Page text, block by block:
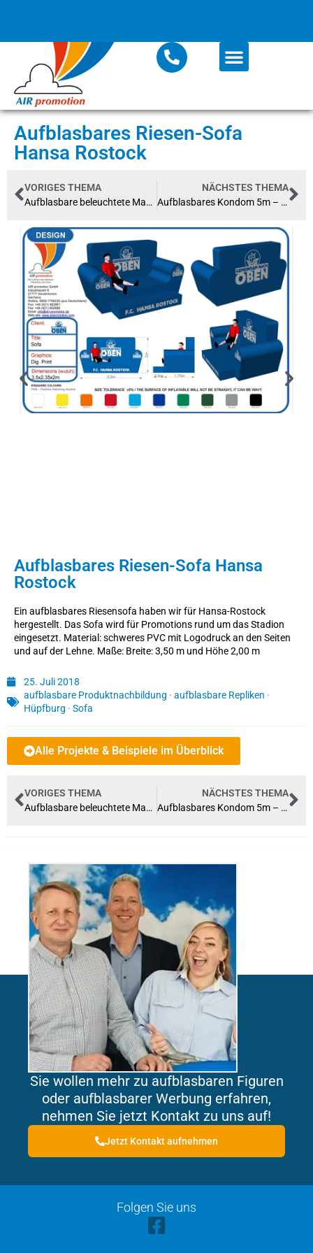
Aufblasbares Riesen-Sofa
Hansa Rostock
VORIGES THEMA
Aufblasbare beleuchtete Mayonnaise-Tube
NÄCHSTES THEMA
Aufblasbares Kondom 5m – Billy Boy
Aufblasbares Riesen-Sofa Hansa
Rostock
Ein aufblasbares Riesensofa haben wir für Hansa-Rostock
hergestellt. Das Sofa wird für Promotions rund um das Stadion
eingesetzt. Material: schweres PVC mit Logodruck an den Seiten
und auf der Lehne. Maße: Breite: 3,50 m und Höhe 2,00 m
25. Juli 2018
aufblasbare Produktnachbildung · aufblasbare Repliken ·
Hüpfburg · Sofa
Alle Projekte & Beispiele im Überblick
VORIGES THEMA
Aufblasbare beleuchtete Mayonnaise-Tube
NÄCHSTES THEMA
Aufblasbares Kondom 5m – Billy Boy
Sie wollen mehr zu aufblasbaren Figuren
oder aufblasbarer Werbung erfahren,
nehmen Sie jetzt Kontakt zu uns auf!
Jetzt Kontakt aufnehmen
Folgen Sie uns